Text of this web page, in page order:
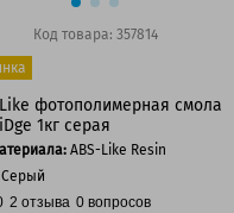
Код товара: 357814
фотополимерная смола
1кг серая
ABS-Like Resin
Серый
2 отзыва 0 вопросов